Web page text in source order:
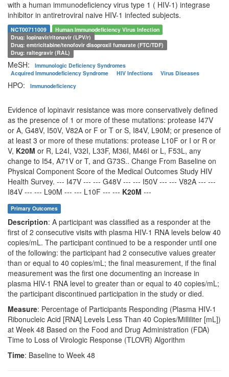
with a human immunodeficiency virus type 1 ( HIV-1) integrase
inhibitor in antiretroviral naive HIV-1 infected subjects.
NCT00711009
Human Immunodeficiency Virus Infection
Drug: lopinavir/ritonavir (LPV/r)
Drug: emtricitabine/tenofovir disoproxil fumarate (FTC/TDF)
Drug: raltegravir (RAL)
MeSH:
Immunologic Deficiency Syndromes
Acquired Immunodeficiency Syndrome
HIV Infections Virus Diseases
HPO: Immunodeficiency
Evidence of lopinavir resistance was more conservatively defined
as the presence of 1 or more of these mutations: protease I47V
or A, G48V, I50V, V82A or F or T or S, I84V, L90M; or presence of
at least 3 or more of these mutations: protease L10F or I or R or
V, K20M or R, L24I, V32I, L33F, M36I, M46I or L, F53L, any
change to I54, A71V or T, and G73S.. Change From Baseline on
Physical Component Score of the Medical Outcomes Study HIV
Health Survey. --- I47V --- --- G48V --- --- I50V --- --- V82A --- ---
I84V --- --- L90M --- --- L10F --- --- K20M ---
Primary Outcomes
Description: A participant was classified as a responder at the
first of 2 consecutive visits with plasma HIV-1 RNA levels below 40
copies/mL. The participant continued to be a responder until one
of the following: the participant had 2 consecutive values greater
than or equal to 40 copies/mL; the final measurement, if the final
measurement was the first one documenting an increase in
plasma HIV-1 RNA level to greater than or equal to 40 copies/mL;
the participant discontinued participation in the study or died.
Measure: Percentage of Participants Responding (Plasma HIV-1
Ribonucleic Acid [RNA] Levels Less Than 40 Copies/Milliliter [mL])
at Week 48 Based on the Food and Drug Administration (FDA)
Time to Loss of Virologic Response (TLOVR) Algorithm
Time: Baseline to Week 48